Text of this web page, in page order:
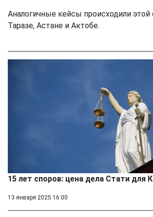
Аналогичные кейсы происходили
Таразе, Астане и Актобе.
15 лет споров: цена дела Стати для
13 января 2025 16:00